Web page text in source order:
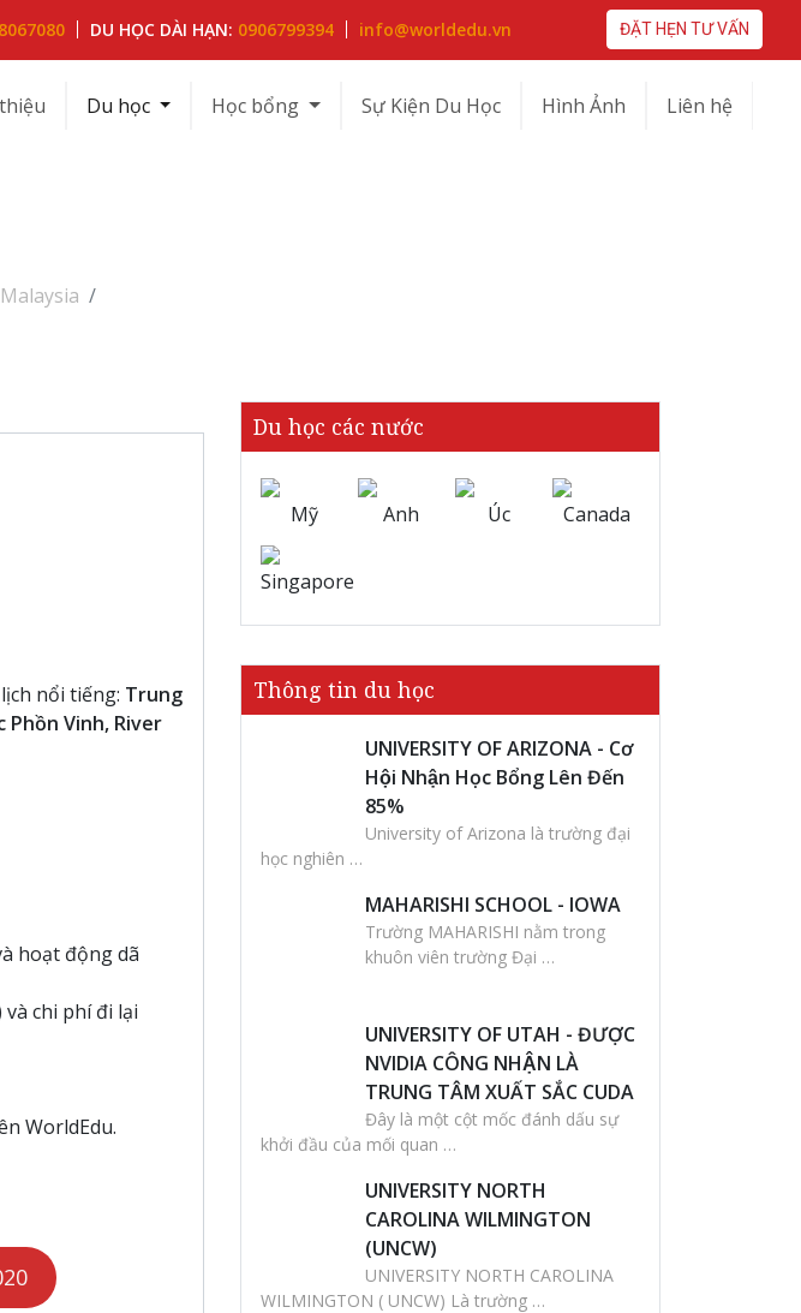
DU HỌC DÀI HẠN: 0906799394 info@worldedu.vn ĐẶT HẸN TƯ VẤN
Du học Học bổng Sự Kiện Du Học Hình Ảnh Liên hệ
nổi tiếng: Trung
Phồn Vinh, River
hoạt động dã
chi phí đi lại
WorldEdu.
Du học các nước
Mỹ Anh Úc Canada
Singapore
Thông tin du học
UNIVERSITY OF ARIZONA - Cơ
Hội Nhận Học Bổng Lên Đến
85%
University of Arizona là trường đại
học nghiên …
MAHARISHI SCHOOL - IOWA
Trường MAHARISHI nằm trong
khuôn viên trường Đại …
UNIVERSITY OF UTAH - ĐƯỢC
NVIDIA CÔNG NHẬN LÀ
TRUNG TÂM XUẤT SẮC CUDA
Đây là một cột mốc đánh dấu sự
khởi đầu của mối quan …
UNIVERSITY NORTH
CAROLINA WILMINGTON
(UNCW)
UNIVERSITY NORTH CAROLINA
WILMINGTON ( UNCW) Là trường …